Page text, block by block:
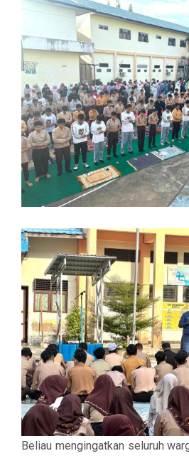
Beliau mengingatkan seluruh